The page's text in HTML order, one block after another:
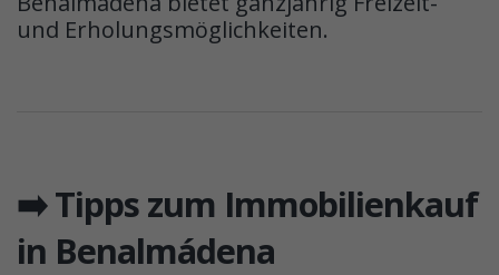
und Erholungsmöglichkeiten.
➡️ Tipps zum Immobilienkauf
in Benalmádena